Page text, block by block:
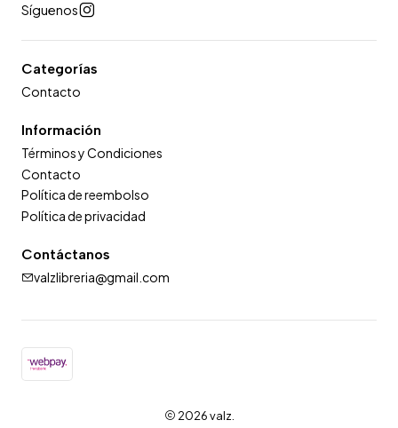
Síguenos
Categorías
Contacto
Información
Términos y Condiciones
Contacto
Política de reembolso
Política de privacidad
Contáctanos
valzlibreria@gmail.com
2026 valz.